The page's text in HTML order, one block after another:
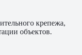
крепежа,
объектов.